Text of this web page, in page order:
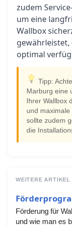
zudem
um eine
Wallbox
optimal
Tipp:
Marburg eine
Ihrer Wallbox
und
sollte zudem
die
WEITERE ARTIKEL
Förderung für
und wie man es